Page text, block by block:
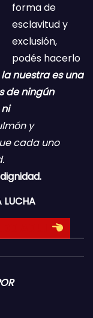
forma de
esclavitud y
exclusión,
podés hacerlo
nuestra es una
de ningún
y
cada uno
LUCHA